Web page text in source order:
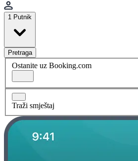
1 Putnik
Pretraga
Ostanite uz Booking.com
Traži smještaj